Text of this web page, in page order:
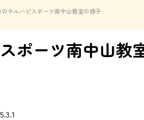
のチルハピスポーツ南中山教室の様子
ポーツ南中山教